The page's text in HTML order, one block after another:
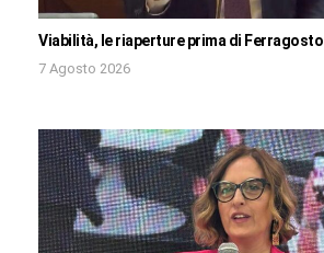
Viabilità, le riaperture prima di Ferragosto
7 Agosto 2026